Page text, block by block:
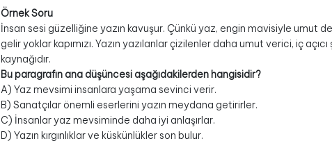
Örnek Soru
İnsan sesi güzelliğine yazın kavuşur. Çünkü yaz, engin mavisiyle umut
gelir yoklar kapımızı. Yazın yazılanlar çizilenler daha umut verici, iç
kaynağıdır.
Bu paragrafın ana düşüncesi aşağıdakilerden hangisidir?
A) Yaz mevsimi insanlara yaşama sevinci verir.
B) Sanatçılar önemli eserlerini yazın meydana getirirler.
C) İnsanlar yaz mevsiminde daha iyi anlaşırlar.
D) Yazın kırgınlıklar ve küskünlükler son bulur.